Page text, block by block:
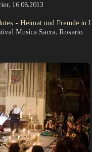
16.08.2013
- Heimat und Fremde
Musica Sacra, Rosario